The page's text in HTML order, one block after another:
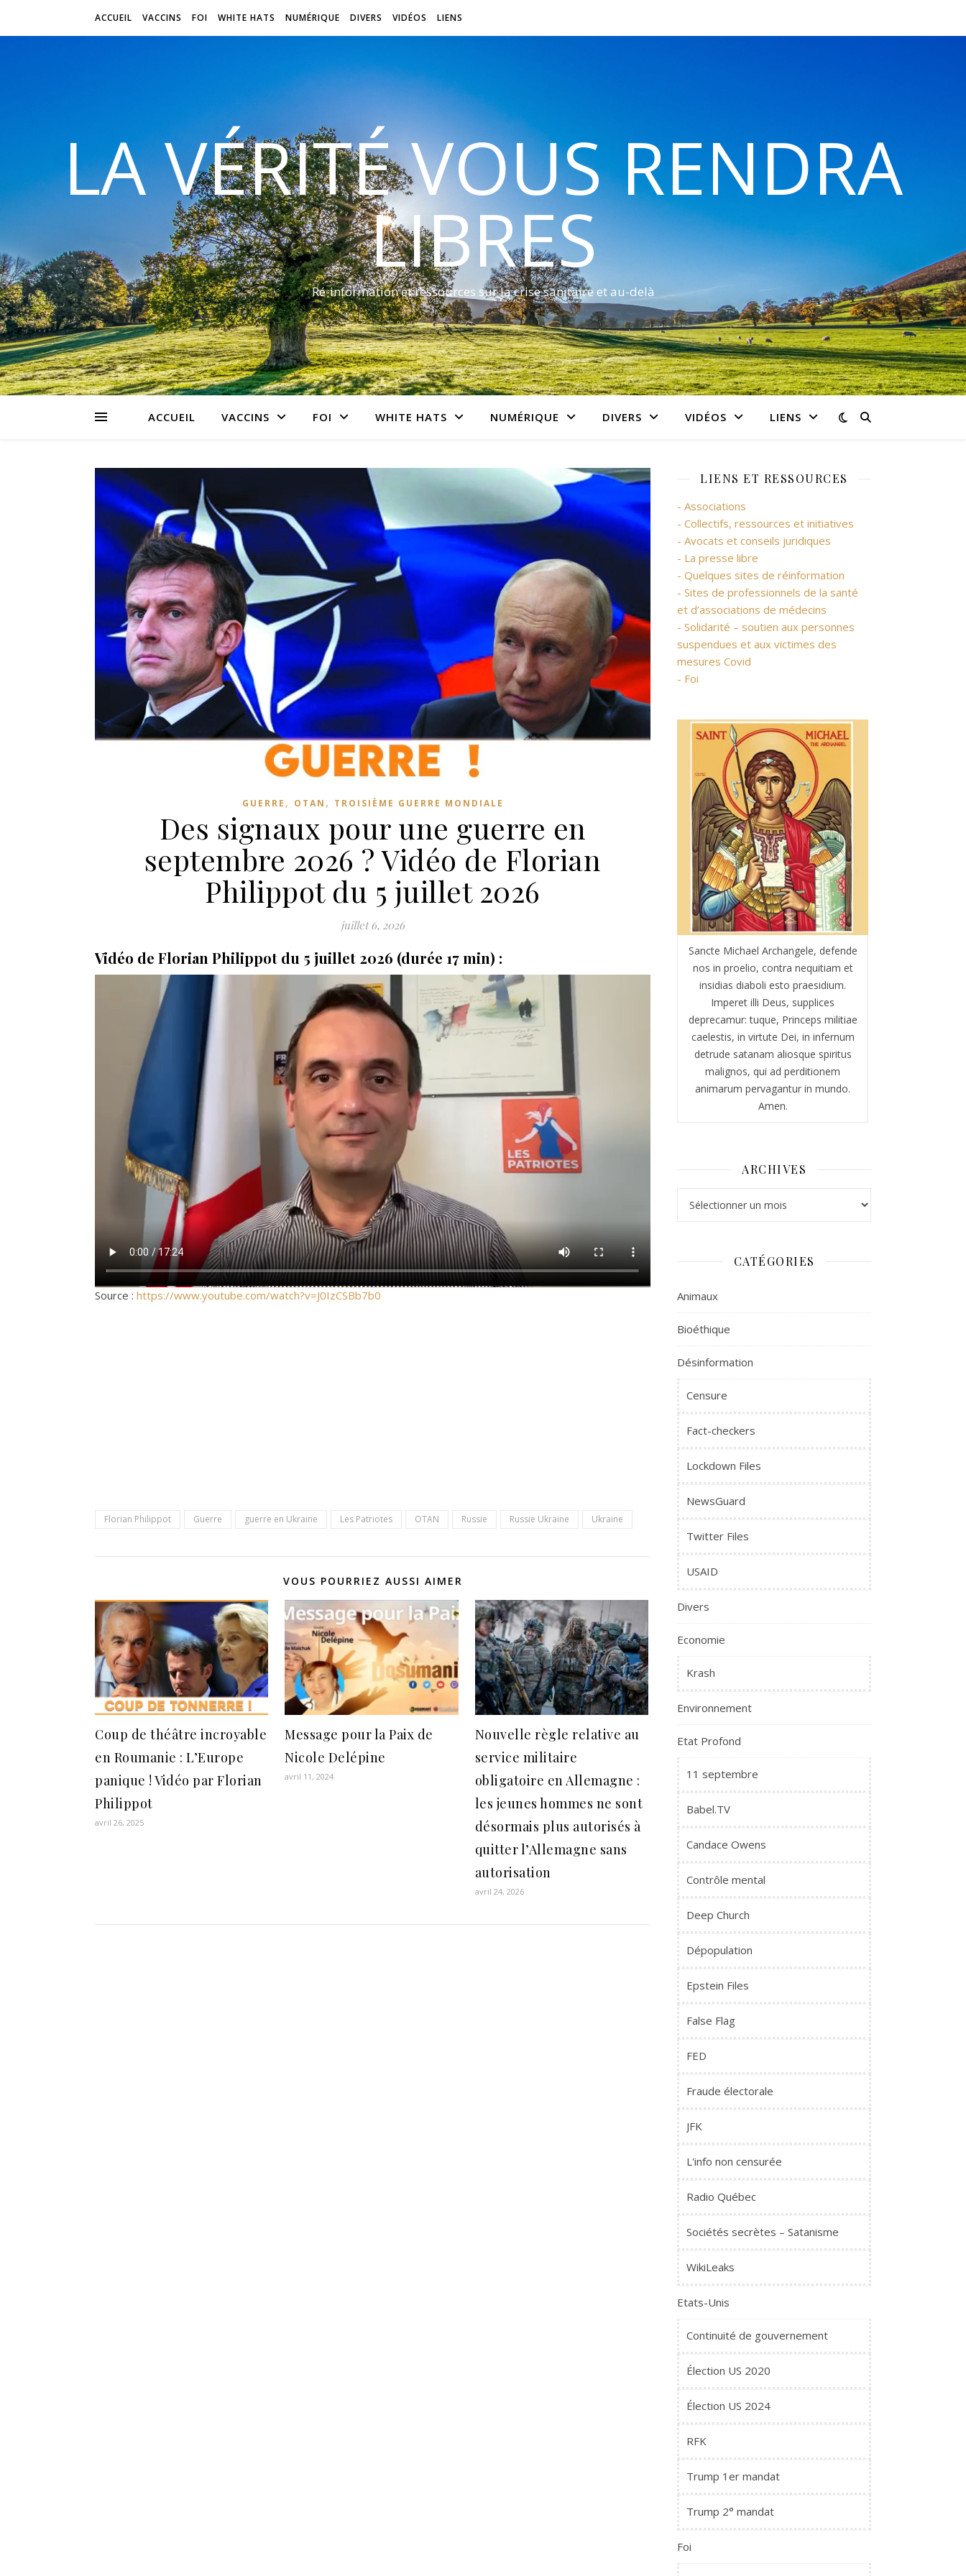
ACCUEIL VACCINS FOI WHITE HATS NUMÉRIQUE DIVERS VIDÉOS LIENS
LA VÉRITÉ VOUS RENDRA
LIBRES
Ré-information et ressources sur la crise sanitaire et au-delà
ACCUEIL VACCINS FOI WHITE HATS NUMÉRIQUE DIVERS VIDÉOS LIENS
GUERRE , OTAN , TROISIÈME GUERRE MONDIALE
Des signaux pour une guerre en
septembre 2026 ? Vidéo de Florian
Philippot du 5 juillet 2026
juillet 6, 2026
Vidéo de Florian Philippot du 5 juillet 2026 (durée 17 min) :
Source : https://www.youtube.com/watch?v=J0IzCSBb7b0
Florian Philippot Guerre guerre en Ukraine Les Patriotes OTAN Russie Russie Ukraine Ukraine
VOUS POURRIEZ AUSSI AIMER
Coup de théâtre incroyable
en Roumanie : L’Europe
panique ! Vidéo par Florian
Philippot
avril 26, 2025
Message pour la Paix de
Nicole Delépine
avril 11, 2024
Nouvelle règle relative au
service militaire
obligatoire en Allemagne :
les jeunes hommes ne sont
désormais plus autorisés à
quitter l’Allemagne sans
autorisation
avril 24, 2026
LIENS ET RESSOURCES
- Associations
- Collectifs, ressources et initiatives
- Avocats et conseils juridiques
- La presse libre
- Quelques sites de réinformation
- Sites de professionnels de la santé
et d’associations de médecins
- Solidarité – soutien aux personnes
suspendues et aux victimes des
mesures Covid
- Foi
Sancte Michael Archangele, defende
nos in proelio, contra nequitiam et
insidias diaboli esto praesidium.
Imperet illi Deus, supplices
deprecamur: tuque, Princeps militiae
caelestis, in virtute Dei, in infernum
detrude satanam aliosque spiritus
malignos, qui ad perditionem
animarum pervagantur in mundo.
Amen.
ARCHIVES
CATÉGORIES
Animaux
Bioéthique
Désinformation
Censure
Fact-checkers
Lockdown Files
NewsGuard
Twitter Files
USAID
Divers
Economie
Krash
Environnement
Etat Profond
11 septembre
Babel.TV
Candace Owens
Contrôle mental
Deep Church
Dépopulation
Epstein Files
False Flag
FED
Fraude électorale
JFK
L'info non censurée
Radio Québec
Sociétés secrètes – Satanisme
WikiLeaks
Etats-Unis
Continuité de gouvernement
Élection US 2020
Élection US 2024
RFK
Trump 1er mandat
Trump 2° mandat
Foi